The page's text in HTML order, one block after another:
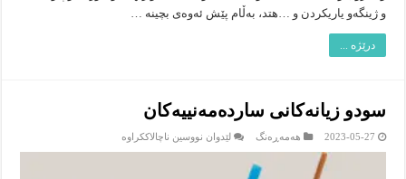
و ژینگەو یاریكردن و …هتد، بەڵام پێش ئەوەی بچینە …
درێژە ...
سودو زیانه‌كانى سارده‌مه‌نییه‌كان
2023-05-27 هەمەڕەنگ لێدوان نووسین ناچالاککراوە